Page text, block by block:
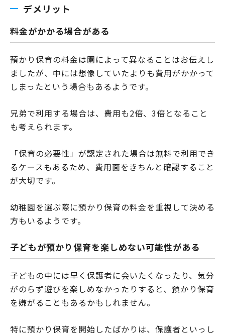
デメリット
料金がかかる場合がある
預かり保育の料金は園によって異なることはお伝えし
ましたが、中には想像していたよりも費用がかかって
しまったという場合もあるようです。
兄弟で利用する場合は、費用も2倍、3倍となること
も考えられます。
「保育の必要性」が認定された場合は無料で利用でき
るケースもあるため、費用面をきちんと確認すること
が大切です。
幼稚園を選ぶ際に預かり保育の料金を重視して決める
方もいるようです。
子どもが預かり保育を楽しめない可能性がある
子どもの中には早く保護者に会いたくなったり、気分
がのらず遊びを楽しめなかったりすると、預かり保育
を嫌がることもあるかもしれません。
特に預かり保育を開始したばかりは、保護者といっし